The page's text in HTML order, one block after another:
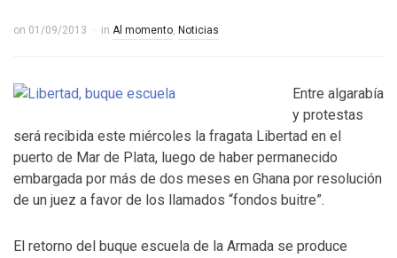
on 01/09/2013 in Al momento, Noticias
Entre algarabía
y protestas
será recibida este miércoles la fragata Libertad en el
puerto de Mar de Plata, luego de haber permanecido
embargada por más de dos meses en Ghana por resolución
de un juez a favor de los llamados “fondos buitre”.
El retorno del buque escuela de la Armada se produce